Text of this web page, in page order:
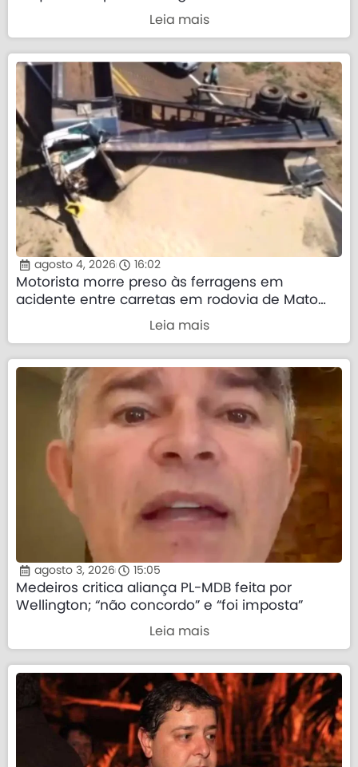
Leia mais
agosto 4, 2026 16:02
Motorista morre preso às ferragens em
acidente entre carretas em rodovia de Mato
Leia mais
agosto 3, 2026 15:05
Medeiros critica aliança PL-MDB feita por
Wellington; “não concordo” e “foi imposta”
Leia mais